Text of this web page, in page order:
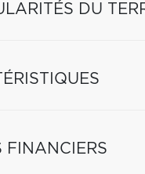
DU
FINANCIERS